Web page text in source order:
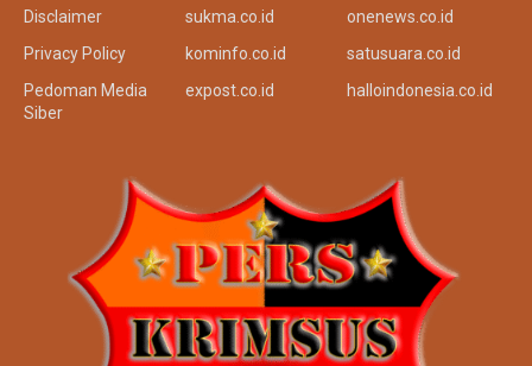
Disclaimer
Privacy Policy
Pedoman Media
Siber
sukma.co.id
kominfo.co.id
expost.co.id
onenews.co.id
satusuara.co.id
halloindonesia.co.id